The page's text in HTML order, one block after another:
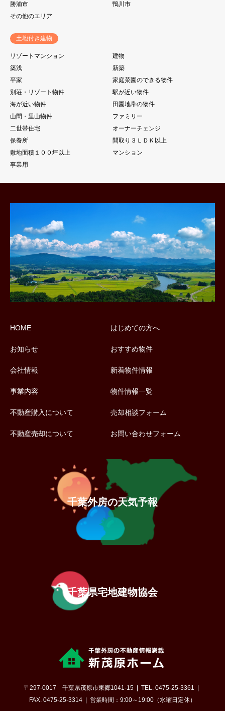
勝浦市
鴨川市
その他のエリア
土地付き建物
リゾートマンション
建物
築浅
新築
平家
家庭菜園のできる物件
別荘・リゾート物件
駅が近い物件
海が近い物件
田園地帯の物件
山間・里山物件
ファミリー
二世帯住宅
オーナーチェンジ
保養所
間取り３ＬＤＫ以上
敷地面積１００坪以上
マンション
事業用
HOME
お知らせ
会社情報
事業内容
不動産購入について
不動産売却について
はじめての方へ
おすすめ物件
新着物件情報
物件情報一覧
売却相談フォーム
お問い合わせフォーム
千葉外房の天気予報
千葉県宅地建物協会
〒297-0017 千葉県茂原市東郷1041-15
TEL. 0475-25-3361
FAX. 0475-25-3314
営業時間：9:00～19:00（水曜日定休）